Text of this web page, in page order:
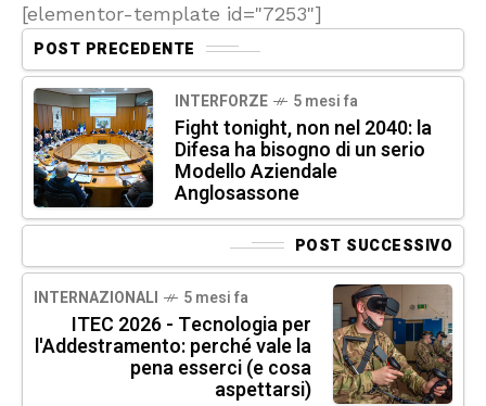
[elementor-template id="7253"]
POST PRECEDENTE
INTERFORZE 5 mesi fa
Fight tonight, non nel 2040: la
Difesa ha bisogno di un serio
Modello Aziendale
Anglosassone
POST SUCCESSIVO
INTERNAZIONALI 5 mesi fa
ITEC 2026 - Tecnologia per
l'Addestramento: perché vale la
pena esserci (e cosa
aspettarsi)